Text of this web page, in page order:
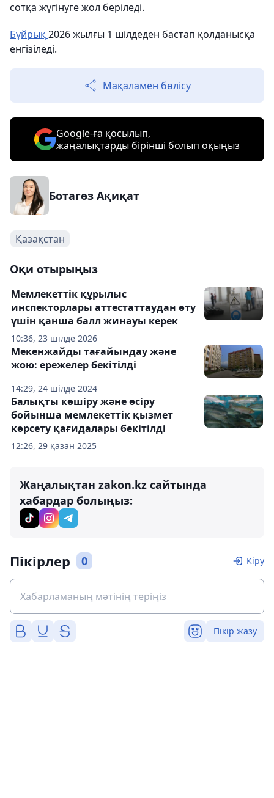
сотқа жүгінуге жол беріледі.
Бұйрық2026 жылғы 1 шілдеден бастап қолданысқа
енгізіледі.
Мақаламен бөлісу
Google-ға қосылып,
жаңалықтарды бірінші болып оқыңыз
Ботагөз Ақиқат
Қазақстан
Оқи отырыңыз
10:36, 23 шілде 2026
Мемлекеттік құрылыс
инспекторлары аттестаттаудан өту
үшін қанша балл жинауы керек
14:29, 24 шілде 2024
Мекенжайды тағайындау және
жою: ережелер бекітілді
12:26, 29 қазан 2025
Балықты көшіру және өсіру
бойынша мемлекеттік қызмет
көрсету қағидалары бекітілді
Жаңалықтан zakon.kz сайтында
хабардар болыңыз:
Пікірлер 0 Кіру
Пікір жазу